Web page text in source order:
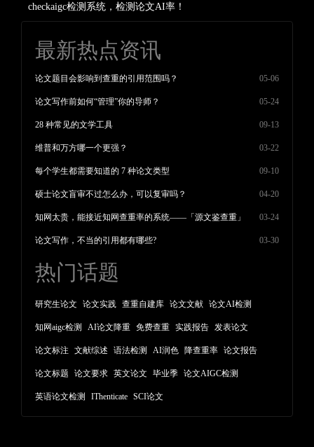
checkaigc检测系统，检测论文AI率！
最新热点资讯
论文题目会影响到查重的引用范围吗？ 05-06
论文写作前如何“管理”你的导师？ 05-24
28 种常见的文学工具 09-13
维普和万方哪一个更强？ 03-22
每个学生都需要知道的 7 种论文类型 09-10
硕士论文盲审不过怎么办，可以复审吗？ 04-20
知网太贵，能接近知网查重率的系统——「源文鉴查重」 03-24
论文写作，不当的引用都有哪些? 03-30
热门话题
研究生论文 论文实践 查重自建库 论文文献 论文AI检测
知网aigc检测 AI论文降重 免费查重 实践报告 发表论文
论文标注 文献综述 语法检测 AI润色 降查重率 论文报告
论文标题 论文要求 英文论文 毕业季 论文AIGC检测
英语论文检测 IThenticate SCI论文